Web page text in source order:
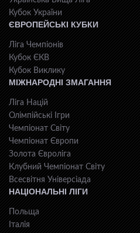
Кубок України
ЄВРОПЕЙСЬКІ КУБКИ
Ліга Чемпіонів
Кубок ЄКВ
Кубок Виклику
МІЖНАРОДНІ ЗМАГАННЯ
Ліга Націй
Олімпійські Ігри
Чемпіонат Світу
Чемпіонат Європи
Золота Євроліга
Клубний Чемпіонат Світу
Всесвiтня Унiверсiaда
НАЦІОНАЛЬНІ ЛІГИ
Польща
Італія